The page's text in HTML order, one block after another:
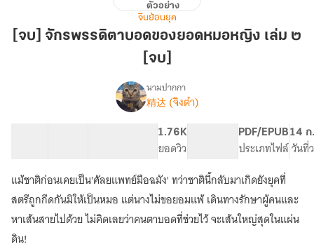
จักรพรรดิ
ตาบอด
ตัวอย่าง
จีนย้อนยุค
[จบ] จักรพรรดิตาบอดของยอดหมอหญิง เล่ม ๒
[จบ]
เรื่อง[จบ]
หมอ
หญิง
ของ
จักรพรรดิ
ตาบอด
[มีE-
Bookจบ]
นามปากกา
精达 (จิงต๋า)
1.76K
ยอดวิว
PDF/EPUB
ประเภทไฟล์
14
วันที่
แม้ชาติก่อนเคยเป็น'ศัลยแพทย์มือฉมัง' ทว่าชาตินี้กลับมาเกิดยังยุคที่
สตรีถูกกีดกันมิให้เป็นหมอ แต่นางไม่ขอยอมแพ้ เดินทางรักษาผู้คนและ
หาเส้นสายไปด้วย ไม่คิดเลยว่าคนตาบอดที่ช่วยไว้ จะเส้นใหญ่สุดในแผ่น
ดิน!